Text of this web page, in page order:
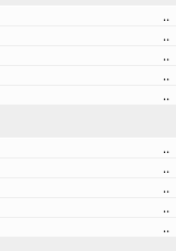
..
..
..
..
..
..
..
..
..
..